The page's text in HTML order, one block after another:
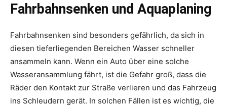
Fahrbahnsenken und Aquaplaning
Fahrbahnsenken sind besonders gefährlich, da sich in
diesen tieferliegenden Bereichen Wasser schneller
ansammeln kann. Wenn ein Auto über eine solche
Wasseransammlung fährt, ist die Gefahr groß, dass die
Räder den Kontakt zur Straße verlieren und das Fahrzeug
ins Schleudern gerät. In solchen Fällen ist es wichtig, die